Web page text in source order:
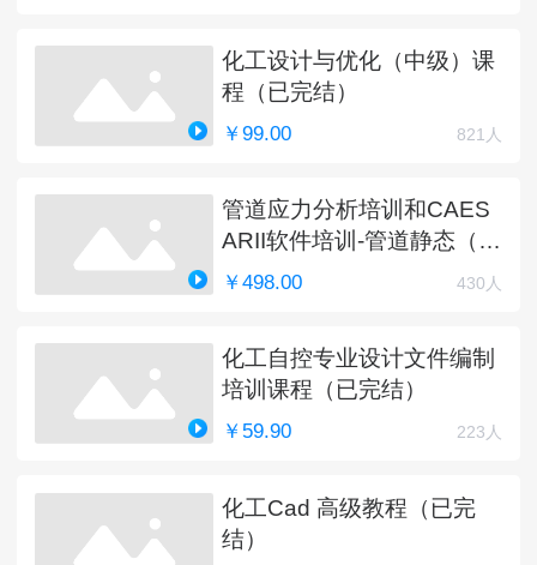
化工设计与优化（中级）课
程（已完结）
￥99.00 821人
管道应力分析培训和CAES
ARII软件培训-管道静态（完
结）
￥498.00 430人
化工自控专业设计文件编制
培训课程（已完结）
￥59.90 223人
化工Cad 高级教程（已完
结）